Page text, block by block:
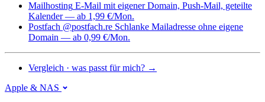
Mailhosting E-Mail mit eigener Domain, Push-Mail, geteilte
Kalender — ab 1,99 €/Mon.
Postfach @postfach.re Schlanke Mailadresse ohne eigene
Domain — ab 0,99 €/Mon.
Vergleich · was passt für mich? →
Apple & NAS